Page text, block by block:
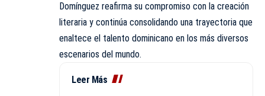
Domínguez reafirma su compromiso con la creación
literaria y continúa consolidando una trayectoria que
enaltece el talento dominicano en los más diversos
escenarios del mundo.
Leer Más